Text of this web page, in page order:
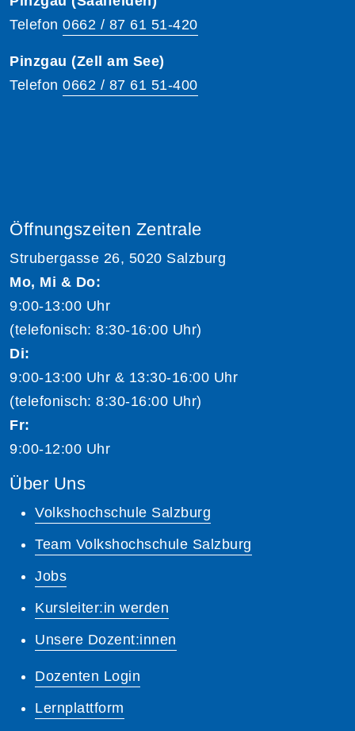
Telefon 0662 / 87 61 51-420
Pinzgau (Zell am See)
Telefon 0662 / 87 61 51-400
Öffnungszeiten Zentrale
Strubergasse 26, 5020 Salzburg
Mo, Mi & Do:
9:00-13:00 Uhr
(telefonisch: 8:30-16:00 Uhr)
Di:
9:00-13:00 Uhr & 13:30-16:00 Uhr
(telefonisch: 8:30-16:00 Uhr)
Fr:
9:00-12:00 Uhr
Über Uns
Volkshochschule Salzburg
Team Volkshochschule Salzburg
Jobs
Kursleiter:in werden
Unsere Dozent:innen
Dozenten Login
Lernplattform